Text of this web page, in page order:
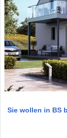
Sie wollen in BS